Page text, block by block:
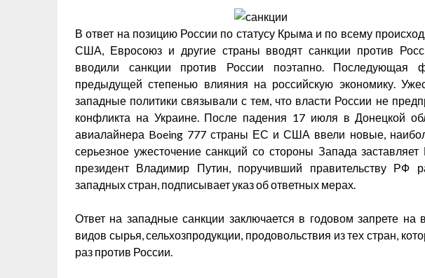
В ответ на позицию России по статусу Крыма и по всему
США, Евросоюз и другие страны вводят санкции против
вводили санкции против России поэтапно. Последующая
предыдущей степенью влияния на российскую экономику.
западные политики связывали с тем, что власти России не
конфликта на Украине. После падения 17 июля в Донецкой
авиалайнера Boeing 777 страны ЕС и США ввели новые,
серьезное ужесточение санкций со стороны Запада
президент Владимир Путин, поручивший правительству РФ
западных стран, подписывает указ об ответных мерах.
Ответ на западные санкции заключается в годовом запрете на
видов сырья, сельхозпродукции, продовольствия из тех стран,
раз против России.